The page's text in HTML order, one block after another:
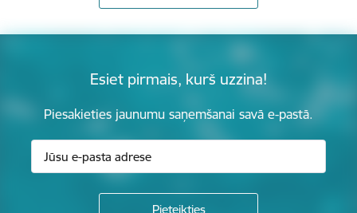
Esiet pirmais, kurš uzzina!
Piesakieties jaunumu saņemšanai savā e-pastā.